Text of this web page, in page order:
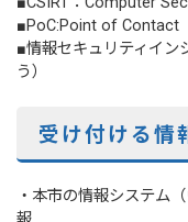
■PoC:Point of Contact
■情報セキュリティイン
う）
受け付ける情
・本市の情報システム